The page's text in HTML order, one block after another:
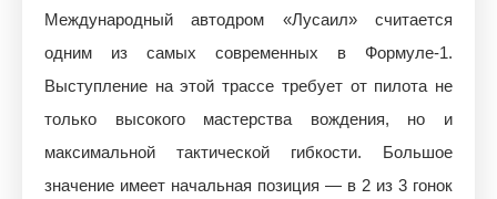
Международный автодром «Лусаил» считается
одним из самых современных в Формуле-1.
Выступление на этой трассе требует от пилота не
только высокого мастерства вождения, но и
максимальной тактической гибкости. Большое
значение имеет начальная позиция — в 2 из 3 гонок